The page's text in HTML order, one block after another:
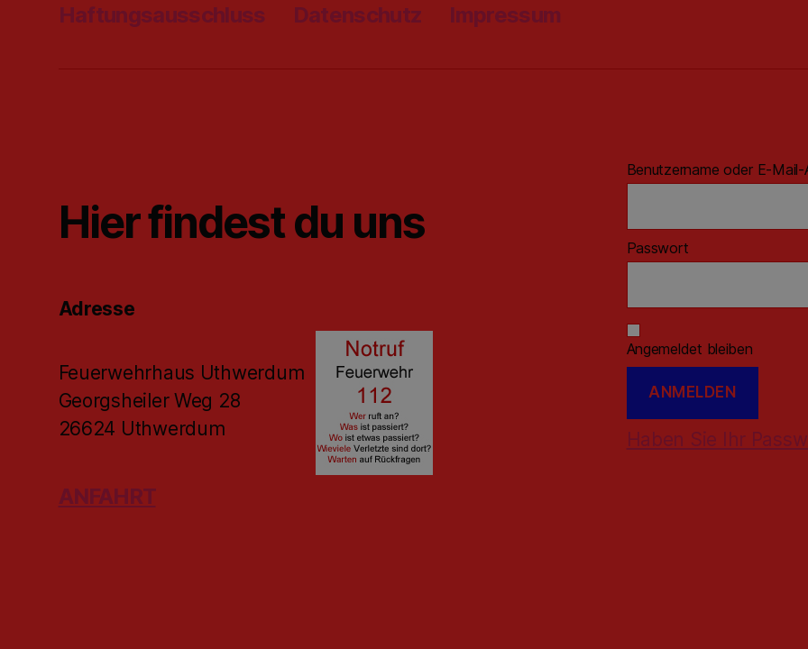
Haftungsausschluss Datenschutz Impressum
Hier findest du uns
Adresse
Feuerwehrhaus Uthwerdum
Georgsheiler Weg 28
26624 Uthwerdum
ANFAHRT
Benutzername oder E-Mail-
Passwort
Angemeldet bleiben
Haben Sie Ihr